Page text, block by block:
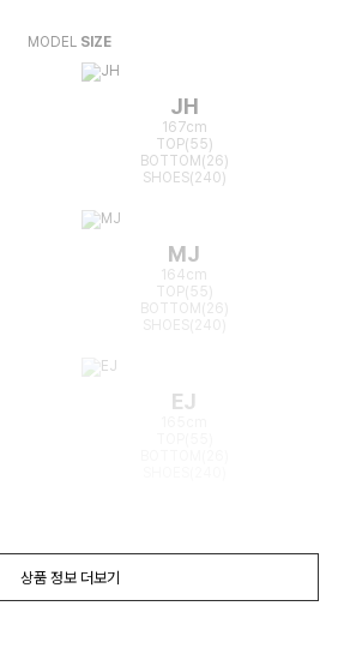
MODEL SIZE
JH
167cm
TOP(55)
BOTTOM(26)
SHOES(240)
MJ
164cm
TOP(55)
BOTTOM(26)
EJ
상품 정보 더보기